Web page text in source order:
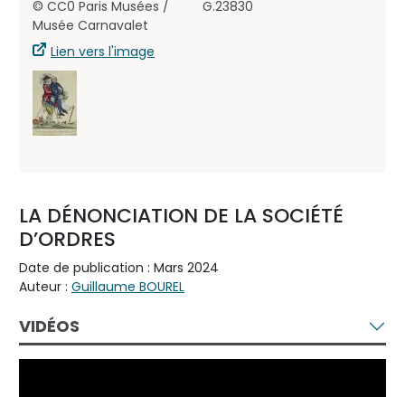
© CC0 Paris Musées /
Musée Carnavalet
Lien vers l'image
G.23830
LA DÉNONCIATION DE LA SOCIÉTÉ
D’ORDRES
Date de publication : Mars 2024
Auteur : Guillaume BOUREL
VIDÉOS